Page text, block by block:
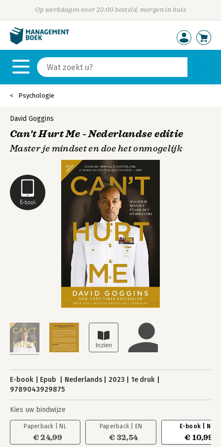
Op werkdagen voor 23:00 besteld, morgen in huis
Psychologie
E-book
David Goggins
Can't Hurt Me - Nederlandse editie
Master je mindset en doe het onmogelijk
E-book Epub Nederlands 2023
1e druk
9789043929875
Kies uw bindwijze
Paperback | NL
€ 24,99
Paperback | EN
€ 32,54
E-book | NL
€ 10,99